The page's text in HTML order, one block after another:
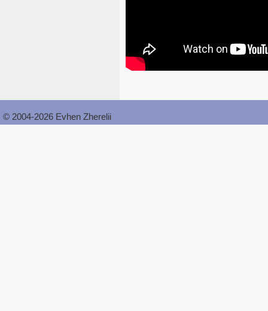
© 2004-2026 Evhen Zherelii